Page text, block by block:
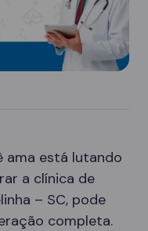
ama está lutando
a clínica de
– SC, pode
completa.